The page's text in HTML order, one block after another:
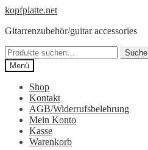
Zur
springen
Springe
Inhalt
kopfplatte.net
Gitarrenzubehör/guitar accessories
Suche
nach:
Suche
Menü
Shop
Kontakt
AGB/Widerrufsbelehrung
Mein Konto
Kasse
Warenkorb